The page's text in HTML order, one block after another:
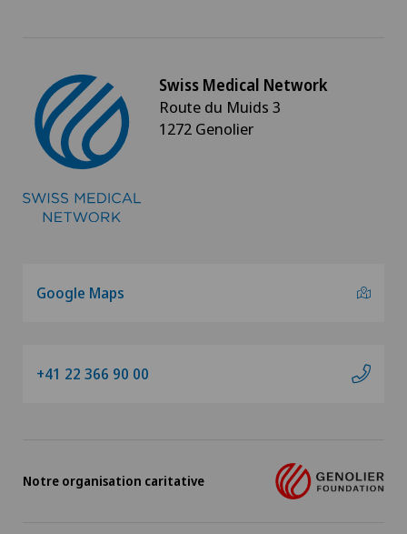
Genolier Innovation Hub SA
Genolier Management + Services
Genolier Patient Services
Ladies Permanence Stadelhofen
Privatklinik Belair
Swiss Medical Network
Route du Muids 3
1272 Genolier
Google Maps
+41 22 366 90 00
Notre organisation caritative